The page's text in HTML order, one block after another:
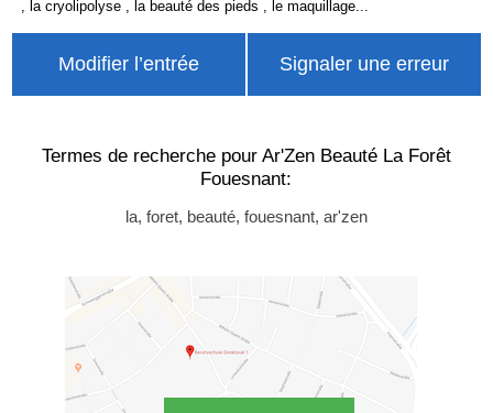
, la cryolipolyse , la beauté des pieds , le maquillage...
Modifier l’entrée Signaler une erreur
Termes de recherche pour Ar'Zen Beauté La Forêt
Fouesnant:
la, foret, beauté, fouesnant, ar'zen